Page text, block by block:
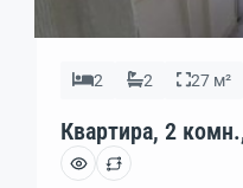
2 2 27 м²
Квартира, 2
код: 462385